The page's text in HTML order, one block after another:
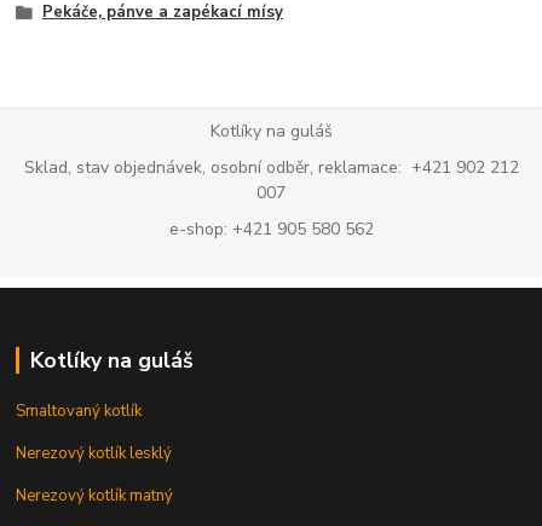
Pekáče, pánve a zapékací mísy
Kotlíky na guláš
Sklad, stav objednávek, osobní odběr, reklamace: +421 902 212
007
e-shop: +421 905 580 562
Kotlíky na guláš
Smaltovaný kotlík
Nerezový kotlík lesklý
Nerezový kotlík matný